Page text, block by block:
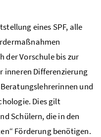
eines SPF, alle
der Vorschule bis zur
inneren Differenzierung
und
Dies gilt
Schülern, die in den
Förderung benötigen.